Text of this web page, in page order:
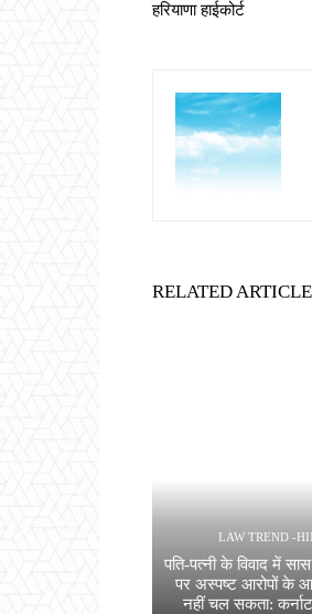
हरियाणा हाईकोर्ट
RELATED
LAW TREND -
पति-पत्नी के विवाद में
पर अस्पष्ट आरोपों के
नहीं चल सकता: